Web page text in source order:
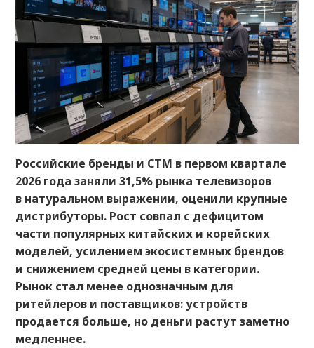
Российские бренды и СТМ в первом квартале
2026 года заняли 31,5% рынка телевизоров
в натуральном выражении, оценили крупные
дистрибуторы. Рост совпал с дефицитом
части популярных китайских и корейских
моделей, усилением экосистемных брендов
и снижением средней цены в категории.
Рынок стал менее однозначным для
ритейлеров и поставщиков: устройств
продается больше, но деньги растут заметно
медленнее.